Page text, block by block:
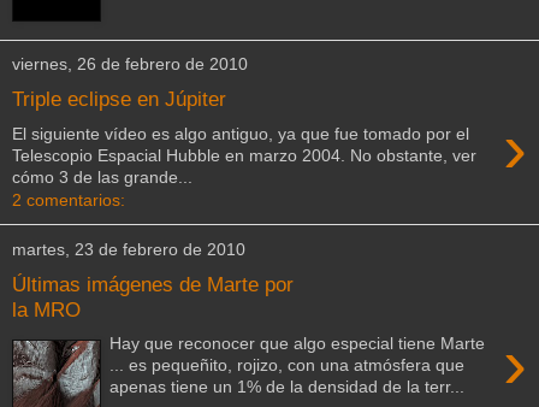
viernes, 26 de febrero de 2010
Triple eclipse en Júpiter
›
El siguiente vídeo es algo antiguo, ya que fue tomado por el
Telescopio Espacial Hubble en marzo 2004. No obstante, ver
cómo 3 de las grande...
2 comentarios:
martes, 23 de febrero de 2010
Últimas imágenes de Marte por
la MRO
›
Hay que reconocer que algo especial tiene Marte
... es pequeñito, rojizo, con una atmósfera que
apenas tiene un 1% de la densidad de la terr...